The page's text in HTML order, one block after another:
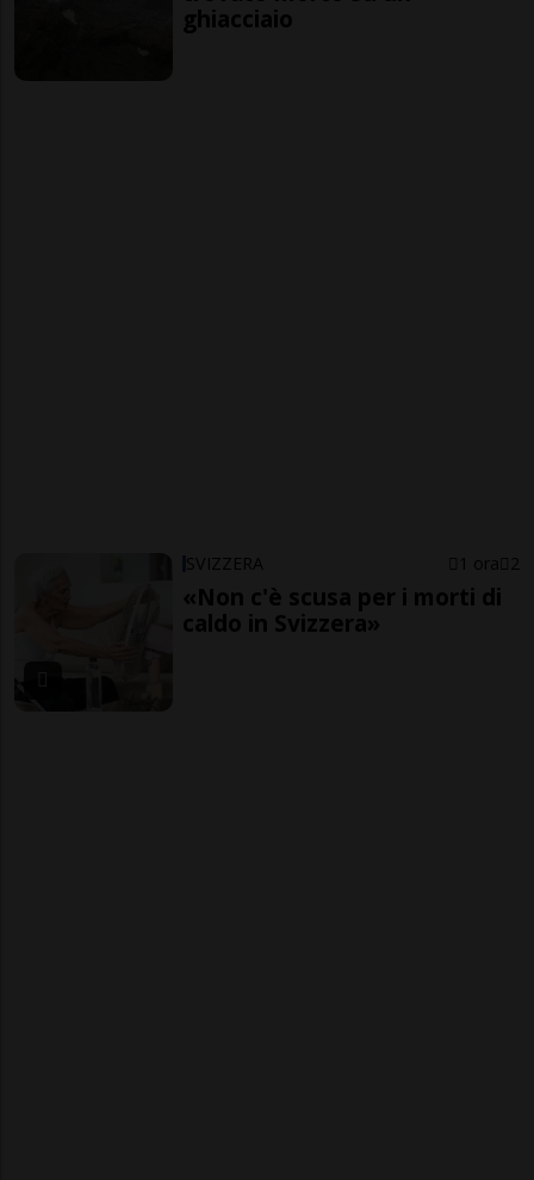
ghiacciaio
SVIZZERA 1 ora 2
«Non c'è scusa per i morti di
caldo in Svizzera»